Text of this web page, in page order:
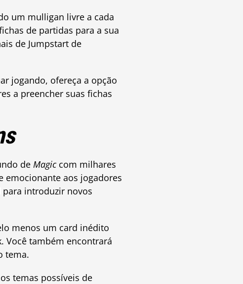
um mulligan livre a cada
de partidas para a sua
de Jumpstart de
jogando, ofereça a opção
a preencher suas fichas
de Magiccom milhares
emocionante aos jogadores
introduzir novos
menos um card inédito
Você também encontrará
tema.
temas possíveis de